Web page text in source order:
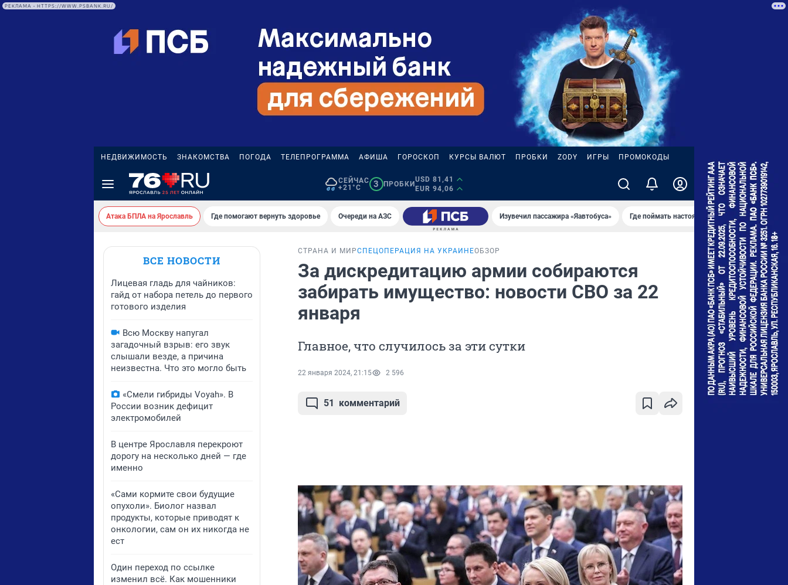
РЕКЛАМА • HTTPS://WWW.PSBANK.RU/
НЕДВИЖИМОСТЬ ЗНАКОМСТВА ПОГОДА ТЕЛЕПРОГРАММА АФИША ГОРОСКОП КУРСЫ ВАЛЮТ ПРОБКИ ZODY ИГРЫ ПРОМОКОДЫ
СЕЙЧАС
+21°C
3 ПРОБКИ
USD 81,41
EUR 94,06
Атака БПЛА на Ярославль Где помогают вернуть здоровье Очереди на АЗС Изувечил пассажира «Яавтобуса» Где поймать настоящее лето Пожар на
ВСЕ НОВОСТИ
Лицевая гладь для чайников:
гайд от набора петель до первого
готового изделия
Всю Москву напугал
загадочный взрыв: его звук
слышали везде, а причина
неизвестна. Что это могло быть
«Смели гибриды Voyah». В
России возник дефицит
электромобилей
В центре Ярославля перекроют
дорогу на несколько дней — где
именно
«Сами кормите свои будущие
опухоли». Биолог назвал
продукты, которые приводят к
онкологии, сам он их никогда не
ест
Один переход по ссылке
изменил всё. Как мошенники
СТРАНА И МИРСПЕЦОПЕРАЦИЯ НА УКРАИНЕОБЗОР
За дискредитацию армии собираются
забирать имущество: новости СВО за 22
января
Главное, что случилось за эти сутки
22 января 2024, 21:15 2 596
51 комментарий